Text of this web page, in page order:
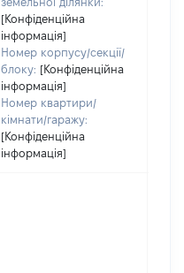
[Конфіденційна
інформація]
Номер корпусу/секції/
блоку: [Конфіденційна
інформація]
Номер квартири/
кімнати/гаражу:
[Конфіденційна
інформація]